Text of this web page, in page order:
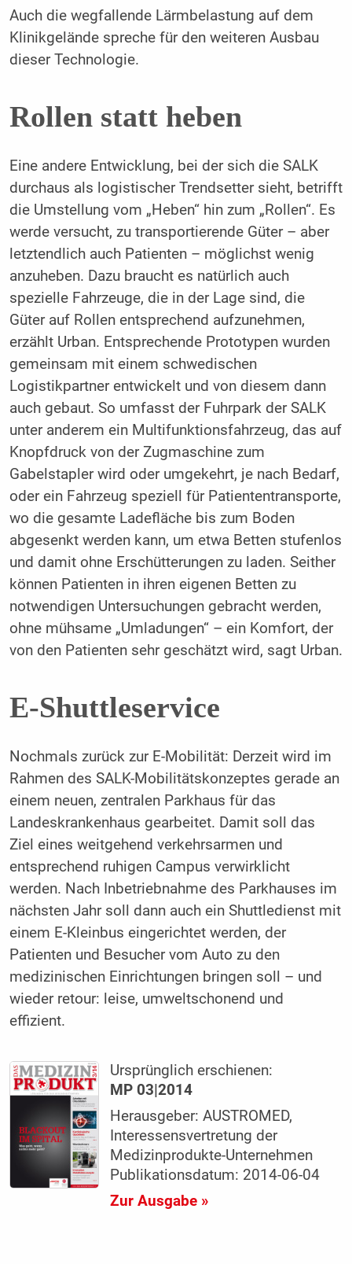
Auch die wegfallende Lärmbelastung auf dem
Klinikgelände spreche für den weiteren Ausbau
dieser Technologie.
Rollen statt heben
Eine andere Entwicklung, bei der sich die SALK
durchaus als logistischer Trendsetter sieht, betrifft
die Umstellung vom „Heben“ hin zum „Rollen“. Es
werde versucht, zu transportierende Güter – aber
letztendlich auch Patienten – möglichst wenig
anzuheben. Dazu braucht es natürlich auch
spezielle Fahrzeuge, die in der Lage sind, die
Güter auf Rollen entsprechend aufzunehmen,
erzählt Urban. Entsprechende Prototypen wurden
gemeinsam mit einem schwedischen
Logistikpartner entwickelt und von diesem dann
auch gebaut. So umfasst der Fuhrpark der SALK
unter anderem ein Multifunktionsfahrzeug, das auf
Knopfdruck von der Zugmaschine zum
Gabelstapler wird oder umgekehrt, je nach Bedarf,
oder ein Fahrzeug speziell für Patiententransporte,
wo die gesamte Ladefläche bis zum Boden
abgesenkt werden kann, um etwa Betten stufenlos
und damit ohne Erschütterungen zu laden. Seither
können Patienten in ihren eigenen Betten zu
notwendigen Untersuchungen gebracht werden,
ohne mühsame „Umladungen“ – ein Komfort, der
von den Patienten sehr geschätzt wird, sagt Urban.
E-Shuttleservice
Nochmals zurück zur E-Mobilität: Derzeit wird im
Rahmen des SALK-Mobilitätskonzeptes gerade an
einem neuen, zentralen Parkhaus für das
Landeskrankenhaus gearbeitet. Damit soll das
Ziel eines weitgehend verkehrsarmen und
entsprechend ruhigen Campus verwirklicht
werden. Nach Inbetriebnahme des Parkhauses im
nächsten Jahr soll dann auch ein Shuttledienst mit
einem E-Kleinbus eingerichtet werden, der
Patienten und Besucher vom Auto zu den
medizinischen Einrichtungen bringen soll – und
wieder retour: leise, umweltschonend und
effizient.
Ursprünglich erschienen:
MP 03|2014
Herausgeber: AUSTROMED,
Interessensvertretung der
Medizinprodukte-Unternehmen
Publikationsdatum: 2014-06-04
Zur Ausgabe »